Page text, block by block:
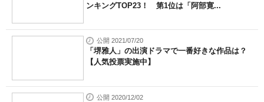
ンキングTOP23！ 第1位は「阿部寛...
公開 2021/07/20
「堺雅人」の出演ドラマで一番好きな作品は？
【人気投票実施中】
公開 2020/12/02